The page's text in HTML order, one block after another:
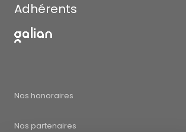
Adhérents
Nos honoraires
Nos partenaires